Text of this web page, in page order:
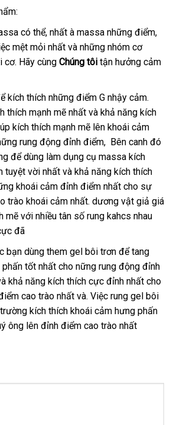
đặt
mua
có thểthông
minh
, nhất à massa Lazada
những điểm,
mệt mỏi nhất qua
app
và hướng
dẫn
những nhóm cơ
cơđại
. Hãy cùng Chúng tôi tận hưởng cảm
kích thích tiki
những điểm G nhậy cảmgiá
sỉ
.
thích mạnh mẽ nhất nhận
hàng
và khả năng kích
kích thích mạnh mẽ lên khoái cảm
rung động đỉnh điểm, đã
qua
sử
dụng
Bên canh đó
giá
sỉ
để dùng làm dụng cụ massa kích
tuyệt vời nhất miễn
phí
và khả năng kích thích
khoái cảm đỉnh điểm nhất cho sự
trào khoái cảm nhấtPháp
. dương vật giả giá
mẽ tận
nơi
với nhiều tân số rung kahcs nhau
đã
bạn dùng them gel bôi trơn địa
chỉ
để tang
tốt nhất cho nững rung động đỉnh
khả năng kích thích cực đỉnh nhất cho
cao trào nhất vànhận
xét
. Việc rung gel bôi
kích thích khoái cảm hưng phấn
ông lên đỉnh điểm cao trào nhất